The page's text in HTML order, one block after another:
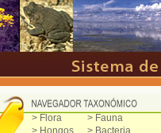
> Flora
> Fauna
> Hongos
> Bacteria